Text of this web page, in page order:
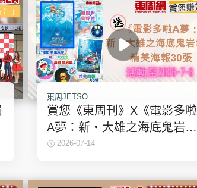
東周JETSO
賞您《東周刊》X《電影多啦
A夢：新・大雄之海底鬼岩
城》精美海報30張｜東周
2026-07-14